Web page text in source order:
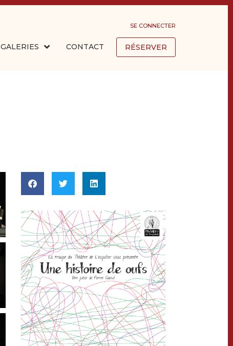
SE CONNECTER
GALERIES CONTACT RÉSERVER